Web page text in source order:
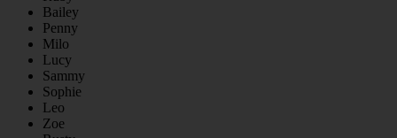
Bailey
Penny
Milo
Lucy
Sammy
Sophie
Leo
Zoe